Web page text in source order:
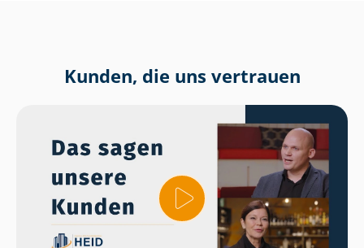
Kunden, die uns vertrauen